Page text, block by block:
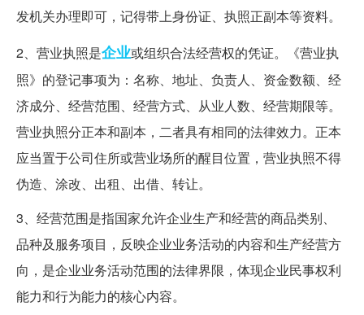
发机关办理即可，记得带上身份证、执照正副本等资料。
2、营业执照是企业或组织合法经营权的凭证。《营业执
照》的登记事项为：名称、地址、负责人、资金数额、经
济成分、经营范围、经营方式、从业人数、经营期限等。
营业执照分正本和副本，二者具有相同的法律效力。正本
应当置于公司住所或营业场所的醒目位置，营业执照不得
伪造、涂改、出租、出借、转让。
3、经营范围是指国家允许企业生产和经营的商品类别、
品种及服务项目，反映企业业务活动的内容和生产经营方
向，是企业业务活动范围的法律界限，体现企业民事权利
能力和行为能力的核心内容。